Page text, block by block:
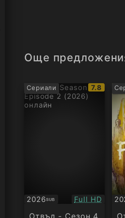
Още
Сериали
IMDb
рейтинг:
7.8
2026SUB
Субтитри Качество:
Full HD